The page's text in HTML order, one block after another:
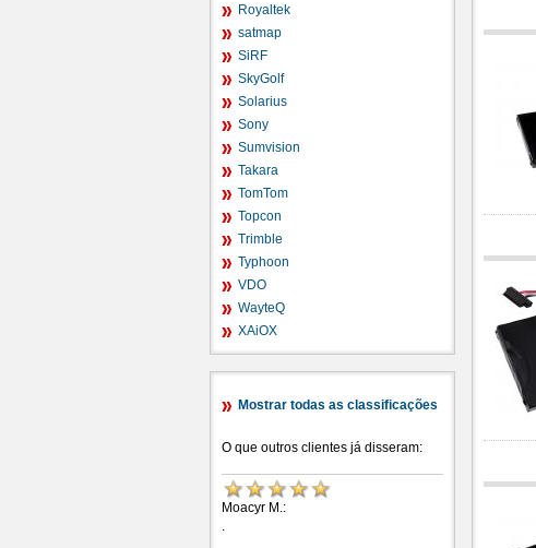
Royaltek
satmap
SiRF
SkyGolf
Solarius
Sony
Sumvision
Takara
TomTom
Topcon
Trimble
Typhoon
VDO
WayteQ
XAiOX
Mostrar todas as classificações
O que outros clientes já disseram:
Moacyr M.:
.